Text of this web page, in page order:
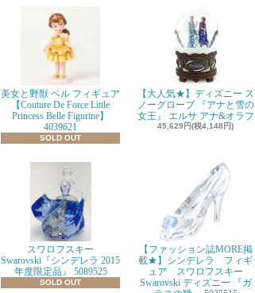
美女と野獣 ベル フィギュア
【Couture De Force Little
Princess Belle Figurine】
4039621
SOLD OUT
【大人気★】ディズニー ス
ノーグローブ 『アナと雪の
女王』 エルサ アナ&オラフ
45,629円(税4,148円)
スワロフスキー
Swarovski『シンデレラ 2015
年度限定品』 5089525
SOLD OUT
【ファッション誌MORE掲
載★】シンデレラ フィギ
ュア スワロフスキー
Swarovski ディズニー 『ガ